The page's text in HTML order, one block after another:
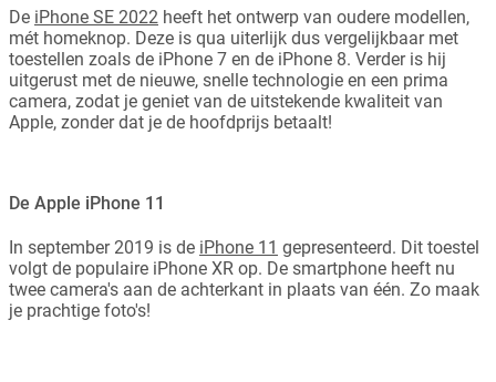
De iPhone SE 2022 heeft het ontwerp van oudere modellen,
mét homeknop. Deze is qua uiterlijk dus vergelijkbaar met
toestellen zoals de iPhone 7 en de iPhone 8. Verder is hij
uitgerust met de nieuwe, snelle technologie en een prima
camera, zodat je geniet van de uitstekende kwaliteit van
Apple, zonder dat je de hoofdprijs betaalt!
De Apple iPhone 11
In september 2019 is de iPhone 11 gepresenteerd. Dit toestel
volgt de populaire iPhone XR op. De smartphone heeft nu
twee camera's aan de achterkant in plaats van één. Zo maak
je prachtige foto's!